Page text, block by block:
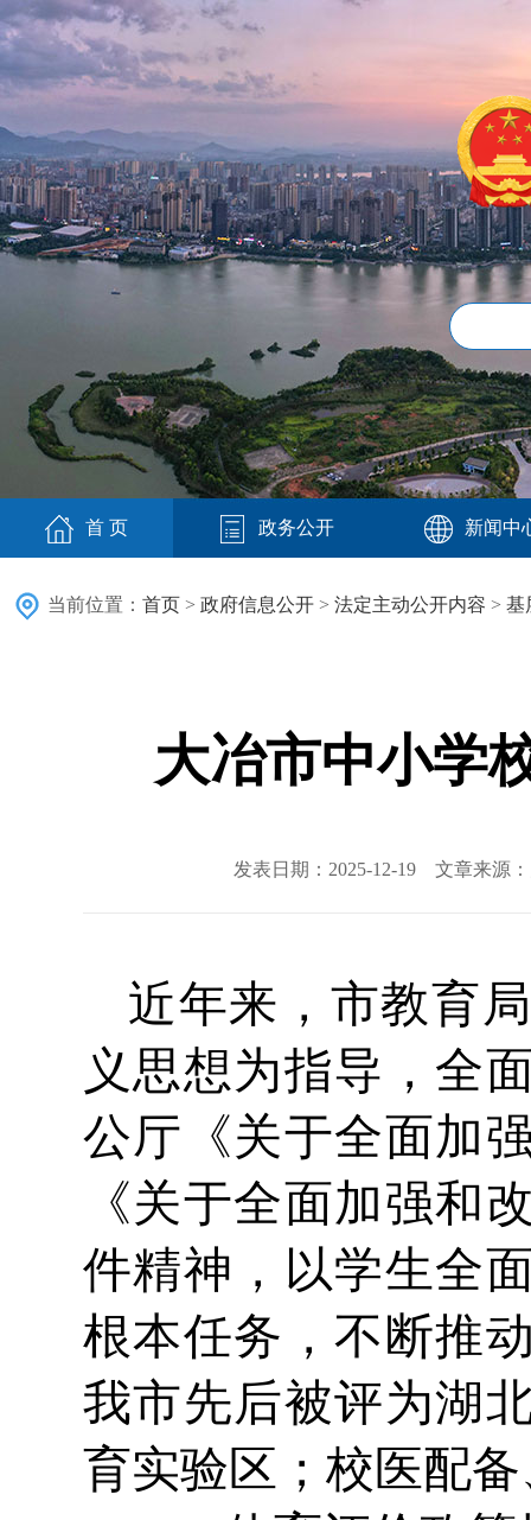
首 页 政务公开 新闻中
当前位置： 首页 > 政府信息公开 > 法定主动公开内容 > 基
大冶市中小学
发表日期：2025-12-19 文章来源
近年来，市教育
义思想为指导，全
公厅《关于全面加
《关于全面加强和
件精神，以学生全
根本任务，不断推
我市先后被评为湖
育实验区；校医配